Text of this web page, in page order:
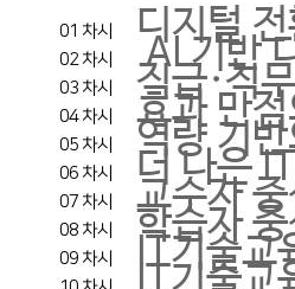
01 차시 디지털
02 차시 AI 기반
03 차시 직급·직
04 차시 효과 만
05 차시 역량 기
06 차시 더 나은
07 차시 교수자
08 차시 학습자
09 차시 IT기술교